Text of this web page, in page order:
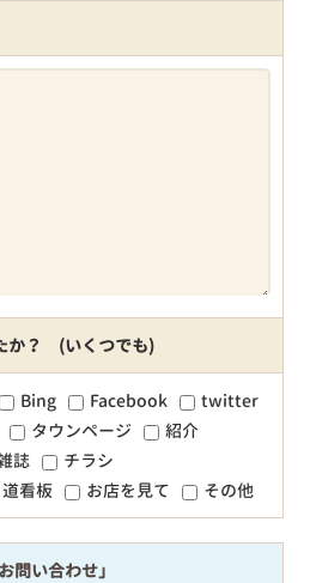
か？ (いくつでも)
Bing Facebook
twitter
タウンページ
紹介
誌
チラシ
道看板 お店を見て その他
お問い合わせ」